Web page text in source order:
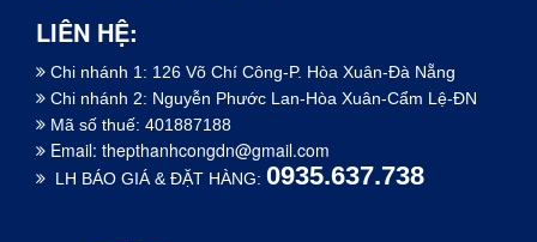
LIÊN HỆ:
Chi nhánh 1: 126 Võ Chí Công-P. Hòa Xuân-Đà Nẵng
Chi nhánh 2: Nguyễn Phước Lan-Hòa Xuân-Cẩm Lệ-ĐN
Mã số thuế: 401887188
Email: thepthanhcongdn@gmail.com
LH BÁO GIÁ & ĐẶT HÀNG: 0935.637.738